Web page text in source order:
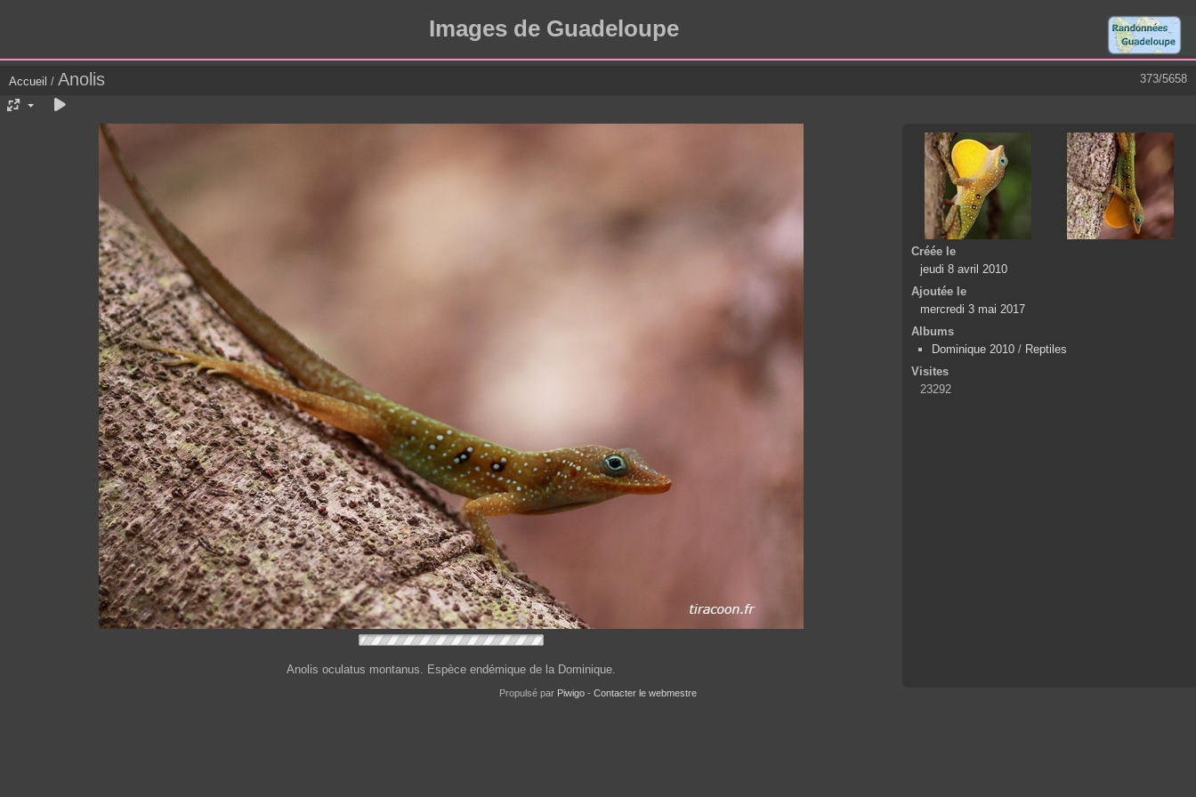
Images de Guadeloupe
373/5658
Accueil / Anolis
Anolis oculatus montanus. Espèce endémique de la Dominique.
Créée le
jeudi 8 avril 2010
Ajoutée le
mercredi 3 mai 2017
Albums
Dominique 2010 / Reptiles
Visites
23292
Propulsé par Piwigo - Contacter le webmestre